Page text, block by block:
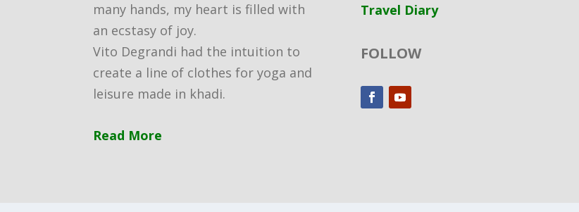
many hands, my heart is filled with
an ecstasy of joy.
Vito Degrandi had the intuition to
create a line of clothes for yoga and
leisure made in khadi.
Read More
Travel Diary
FOLLOW